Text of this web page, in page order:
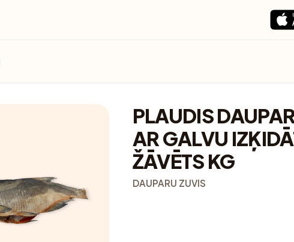
PLAUDIS
AR GALVU
ŽĀVĒTS KG
DAUPARU ZUVIS